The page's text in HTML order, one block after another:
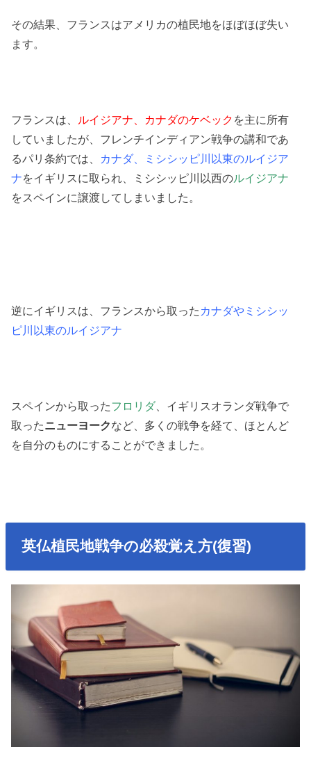
その結果、フランスはアメリカの植民地をほぼほぼ失い
ます。
フランスは、 ルイジアナ、カナダのケベック を主に所有
していましたが、フレンチインディアン戦争の講和であ
るパリ条約では、 カナダ、ミシシッピ川以東のルイジア
ナをイギリスに取られ、ミシシッピ川以西のルイジアナ
をスペインに譲渡してしまいました。
逆にイギリスは、フランスから取った カナダやミシシッ
ピ川以東のルイジアナ
スペインから取ったフロリダ、イギリスオランダ戦争で
取ったニューヨークなど、多くの戦争を経て、ほとんど
を自分のものにすることができました。
英仏植民地戦争の必殺覚え方(復習)